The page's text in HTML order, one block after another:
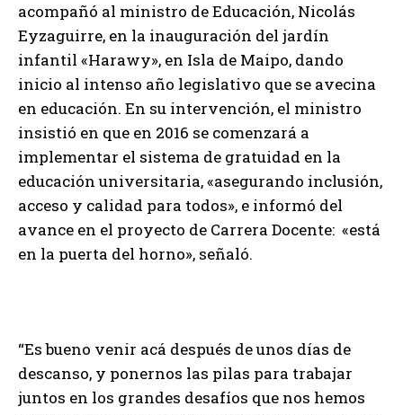
acompañó al ministro de Educación, Nicolás
Eyzaguirre, en la inauguración del jardín
infantil «Harawy», en Isla de Maipo, dando
inicio al intenso año legislativo que se avecina
en educación. En su intervención, el ministro
insistió en que en 2016 se comenzará a
implementar el sistema de gratuidad en la
educación universitaria, «asegurando inclusión,
acceso y calidad para todos», e informó del
avance en el proyecto de Carrera Docente: «está
en la puerta del horno», señaló.
“Es bueno venir acá después de unos días de
descanso, y ponernos las pilas para trabajar
juntos en los grandes desafíos que nos hemos